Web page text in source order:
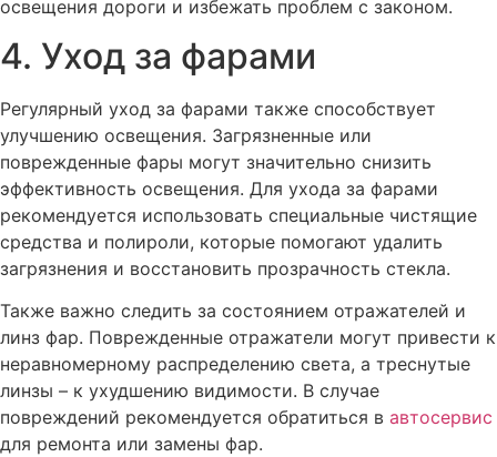
освещения дороги и избежать проблем с законом.
4. Уход за фарами
Регулярный уход за фарами также способствует
улучшению освещения. Загрязненные или
поврежденные фары могут значительно снизить
эффективность освещения. Для ухода за фарами
рекомендуется использовать специальные чистящие
средства и полироли, которые помогают удалить
загрязнения и восстановить прозрачность стекла.
Также важно следить за состоянием отражателей и
линз фар. Поврежденные отражатели могут привести к
неравномерному распределению света, а треснутые
линзы – к ухудшению видимости. В случае
повреждений рекомендуется обратиться в автосервис
для ремонта или замены фар.